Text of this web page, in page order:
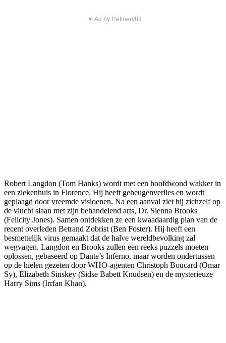
▼ Ad by Refinery89
Robert Langdon (Tom Hanks) wordt met een hoofdwond wakker in
een ziekenhuis in Florence. Hij heeft geheugenverlies en wordt
geplaagd door vreemde visioenen. Na een aanval ziet hij zichzelf op
de vlucht slaan met zijn behandelend arts, Dr. Sienna Brooks
(Felicity Jones). Samen ontdekken ze een kwaadaardig plan van de
recent overleden Betrand Zobrist (Ben Foster). Hij heeft een
besmettelijk virus gemaakt dat de halve wereldbevolking zal
wegvagen. Langdon en Brooks zullen een reeks puzzels moeten
oplossen, gebaseerd op Dante’s Inferno, maar worden ondertussen
op de hielen gezeten door WHO-agenten Christoph Boucard (Omar
Sy), Elizabeth Sinskey (Sidse Babett Knudsen) en de mysterieuze
Harry Sims (Irrfan Khan).